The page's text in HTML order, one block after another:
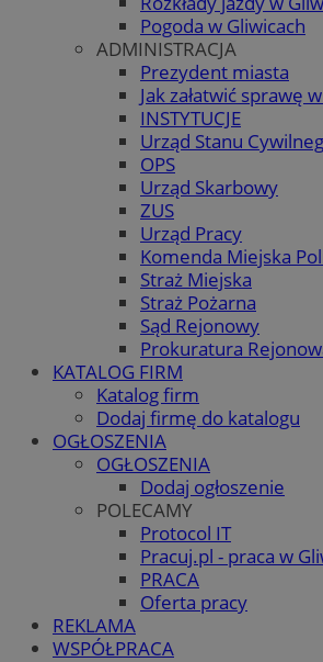
Pogoda w Gliwicach
ADMINISTRACJA
Prezydent miasta
Jak załatwić sprawę
INSTYTUCJE
Urząd Stanu
OPS
Urząd Skarbowy
ZUS
Urząd Pracy
Komenda Miejska
Straż Miejska
Straż Pożarna
Sąd Rejonowy
Prokuratura
KATALOG FIRM
Katalog firm
Dodaj firmę do katalogu
OGŁOSZENIA
OGŁOSZENIA
Dodaj ogłoszenie
POLECAMY
Protocol IT
Pracuj.pl - praca w
PRACA
Oferta pracy
REKLAMA
WSPÓŁPRACA